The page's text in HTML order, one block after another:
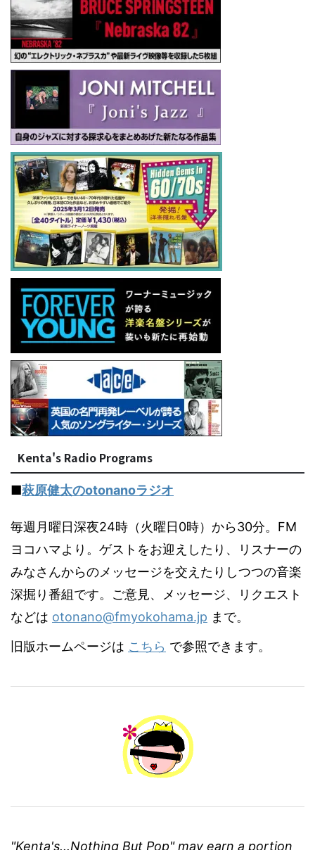
Kenta's Radio Programs
■萩原健太のotonanoラジオ
毎週月曜日深夜24時（火曜日0時）から30分。FM
ヨコハマより。ゲストをお迎えしたり、リスナーの
みなさんからのメッセージを交えたりしつつの音楽
深掘り番組です。ご意見、メッセージ、リクエスト
などは otonano@fmyokohama.jp まで。
旧版ホームページは こちら で参照できます。
"Kenta's...Nothing But Pop" may earn a portion